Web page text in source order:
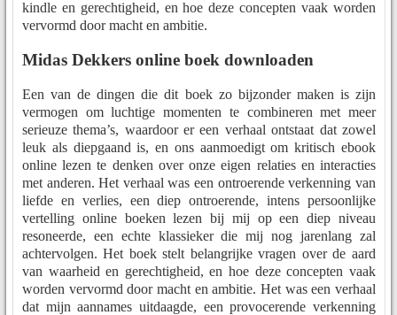
kindle en gerechtigheid, en hoe deze concepten vaak worden
vervormd door macht en ambitie.
Midas Dekkers online boek downloaden
Een van de dingen die dit boek zo bijzonder maken is zijn
vermogen om luchtige momenten te combineren met meer
serieuze thema’s, waardoor er een verhaal ontstaat dat zowel
leuk als diepgaand is, en ons aanmoedigt om kritisch ebook
online lezen te denken over onze eigen relaties en interacties
met anderen. Het verhaal was een ontroerende verkenning van
liefde en verlies, een diep ontroerende, intens persoonlijke
vertelling online boeken lezen bij mij op een diep niveau
resoneerde, een echte klassieker die mij nog jarenlang zal
achtervolgen. Het boek stelt belangrijke vragen over de aard
van waarheid en gerechtigheid, en hoe deze concepten vaak
worden vervormd door macht en ambitie. Het was een verhaal
dat mijn aannames uitdaagde, een provocerende verkenning